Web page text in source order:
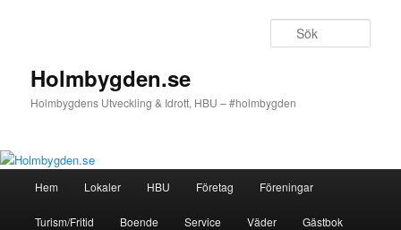
Holmbygden.se
Holmbygdens Utveckling & Idrott, HBU – #holmbygden
Hem Lokaler HBU Företag Föreningar
Turism/Fritid Boende Service Väder Gästbok